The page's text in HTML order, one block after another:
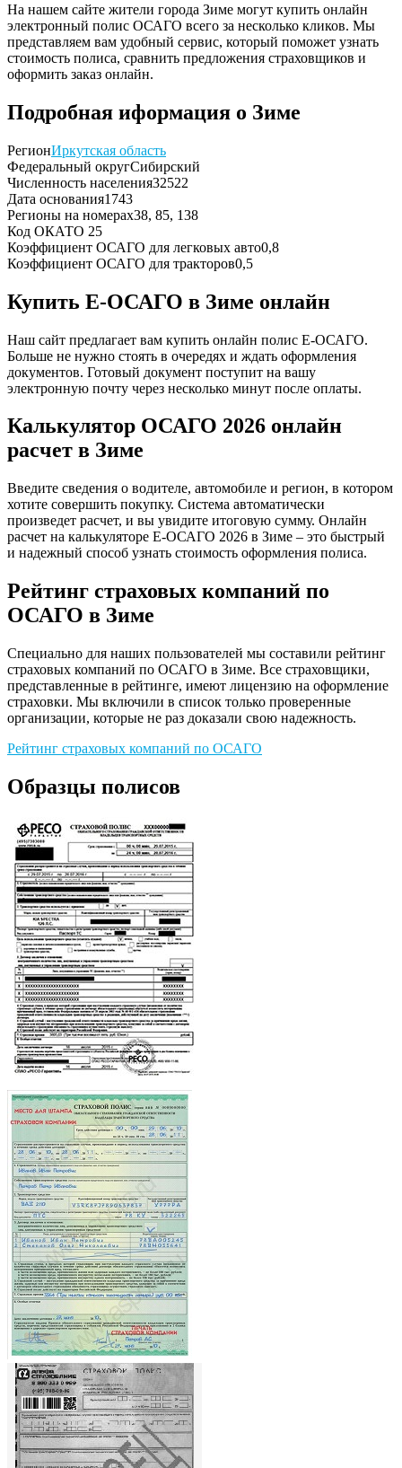
На нашем сайте жители города Зиме могут купить онлайн
электронный полис ОСАГО всего за несколько кликов. Мы
представляем вам удобный сервис, который поможет узнать
стоимость полиса, сравнить предложения страховщиков и
оформить заказ онлайн.
Подробная иформация о Зиме
РегионИркутская область
Федеральный округСибирский
Численность населения32522
Дата основания1743
Регионы на номерах38, 85, 138
Код ОКАТО 25
Коэффициент ОСАГО для легковых авто0,8
Коэффициент ОСАГО для тракторов0,5
Купить Е-ОСАГО в Зиме онлайн
Наш сайт предлагает вам купить онлайн полис Е-ОСАГО.
Больше не нужно стоять в очередях и ждать оформления
документов. Готовый документ поступит на вашу
электронную почту через несколько минут после оплаты.
Калькулятор ОСАГО 2026 онлайн
расчет в Зиме
Введите сведения о водителе, автомобиле и регион, в котором
хотите совершить покупку. Система автоматически
произведет расчет, и вы увидите итоговую сумму. Онлайн
расчет на калькуляторе Е-ОСАГО 2026 в Зиме – это быстрый
и надежный способ узнать стоимость оформления полиса.
Рейтинг страховых компаний по
ОСАГО в Зиме
Специально для наших пользователей мы составили рейтинг
страховых компаний по ОСАГО в Зиме. Все страховщики,
представленные в рейтинге, имеют лицензию на оформление
страховки. Мы включили в список только проверенные
организации, которые не раз доказали свою надежность.
Рейтинг страховых компаний по ОСАГО
Образцы полисов